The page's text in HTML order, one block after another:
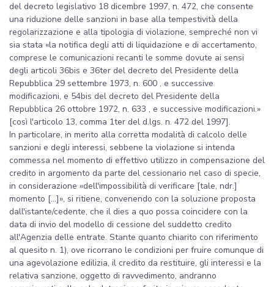
del decreto legislativo 18 dicembre 1997, n. 472, che consente
una riduzione delle sanzioni in base alla tempestività della
regolarizzazione e alla tipologia di violazione, sempreché non vi
sia stata «la notifica degli atti di liquidazione e di accertamento,
comprese le comunicazioni recanti le somme dovute ai sensi
degli articoli 36bis e 36ter del decreto del Presidente della
Repubblica 29 settembre 1973, n. 600 , e successive
modificazioni, e 54bis del decreto del Presidente della
Repubblica 26 ottobre 1972, n. 633 , e successive modificazioni.»
[così l'articolo 13, comma 1ter del d.lgs. n. 472 del 1997].
In particolare, in merito alla corretta modalità di calcolo delle
sanzioni e degli interessi, sebbene la violazione si intenda
commessa nel momento di effettivo utilizzo in compensazione del
credito in argomento da parte del cessionario nel caso di specie,
in considerazione «dell'impossibilità di verificare [tale, ndr.]
momento [...]», si ritiene, convenendo con la soluzione proposta
dall'istante/cedente, che il dies a quo possa coincidere con la
data di invio del modello di cessione del suddetto credito
all'Agenzia delle entrate. Stante quanto chiarito con riferimento
al quesito n. 1), ove ricorrano le condizioni per fruire comunque di
una agevolazione edilizia, il credito da restituire, gli interessi e la
relativa sanzione, oggetto di ravvedimento, andranno